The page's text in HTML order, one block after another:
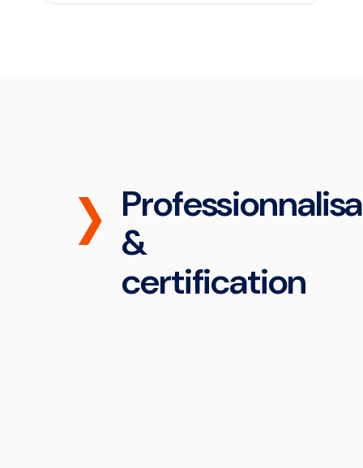
&
certification